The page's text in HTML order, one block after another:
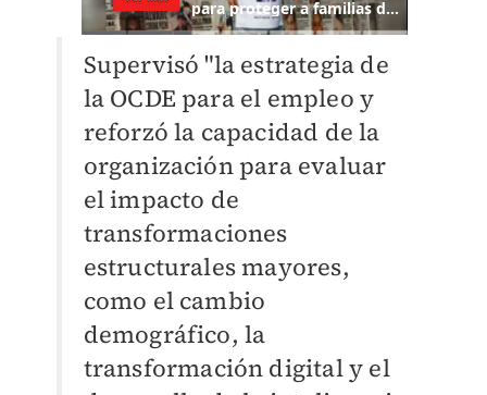
Supervisó "la estrategia de
la OCDE para el empleo y
reforzó la capacidad de la
organización para evaluar
el impacto de
transformaciones
estructurales mayores,
como el cambio
demográfico, la
transformación digital y el